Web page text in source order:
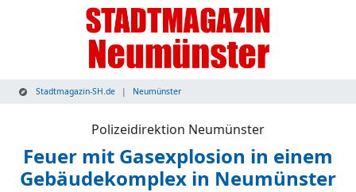
Stadtmagazin-SH.de Neumünster
Polizeidirektion Neumünster
Feuer mit Gasexplosion in einem
Gebäudekomplex in Neumünster